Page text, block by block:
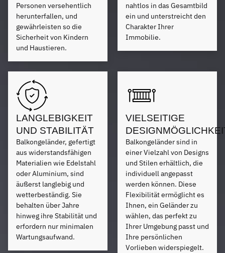
Personen versehentlich
herunterfallen, und
gewährleisten so die
Sicherheit von Kindern
und Haustieren.
nahtlos in das Gesamtbild
ein und unterstreicht den
Charakter Ihrer
Immobilie.
LANGLEBIGKEIT
UND STABILITÄT
Balkongeländer, gefertigt
aus widerstandsfähigen
Materialien wie Edelstahl
oder Aluminium, sind
äußerst langlebig und
wetterbeständig. Sie
behalten über Jahre
hinweg ihre Stabilität und
erfordern nur minimalen
Wartungsaufwand.
VIELSEITIGE
Balkongeländer sind in
einer Vielzahl von Designs
und Stilen erhältlich, die
individuell angepasst
werden können. Diese
Flexibilität ermöglicht es
Ihnen, ein Geländer zu
wählen, das perfekt zu
Ihrer Umgebung passt und
Ihre persönlichen
Vorlieben widerspiegelt.